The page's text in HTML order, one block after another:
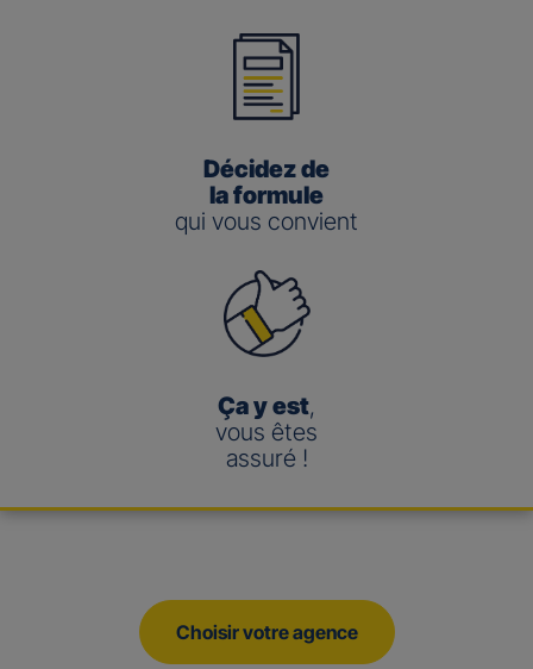
Décidez de
la formule
qui vous convient
Ça y est,
vous êtes
assuré !
Choisir votre agence